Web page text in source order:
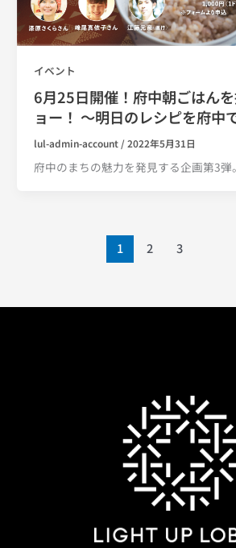
イベント
6月25日開催！府中朝ごはん
ョー！ ～明日のレシピを府中
lul-admin-account / 2022年5月31日
府中のまちの魅力を発見する企画第3弾
1 2 3